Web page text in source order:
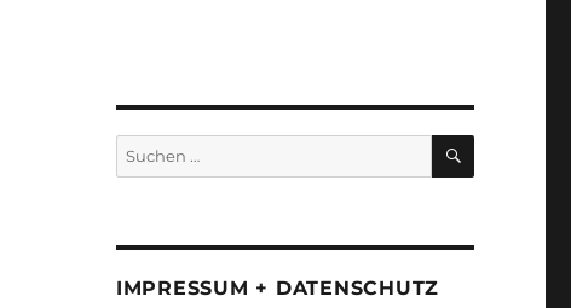
Suchen
nach:
SUCHEN
IMPRESSUM + DATENSCHUTZ